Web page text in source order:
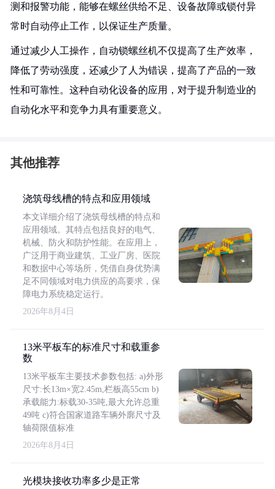
测和报警功能，能够在螺丝供给不足、设备故障或锁付异
常时自动停止工作，以保证生产质量。
通过减少人工操作，自动锁螺丝机不仅提高了生产效率，
降低了劳动强度，还减少了人为错误，提高了产品的一致
性和可靠性。这种自动化设备的应用，对于提升制造业的
自动化水平和竞争力具有重要意义。
其他推荐
浇筑母线槽的特点和应用领域
本文详细介绍了浇筑母线槽的特点和
应用领域。其特点包括良好的电气、
机械、防火和防护性能。在应用上，
广泛用于商业建筑、工业厂房、医院
和数据中心等场所，凭借自身优势满
足不同领域对电力供应的高要求，保
障电力系统稳定运行。
2026年8月4日
13米平板车的标准尺寸和载重参
数
13米平板车主要技术参数包括: a)外形
尺寸:长13m×宽2.45m,栏板高55cm b)
承载能力:标载30-35吨,最大允许总重
49吨 c)符合国家道路车辆外廓尺寸及
轴荷限值标准
2026年8月4日
光模块接收功率多少是正常